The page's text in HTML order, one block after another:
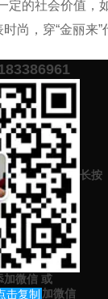
定的社会价值，
尚，穿“金丽来”
加微信号：
案！
收集信息？品牌策划
建立好品牌形象
长按
加微信 或
击复制 加微信